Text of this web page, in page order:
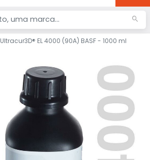
Ultracur3D® EL 4000 (90A) BASF - 1000 ml